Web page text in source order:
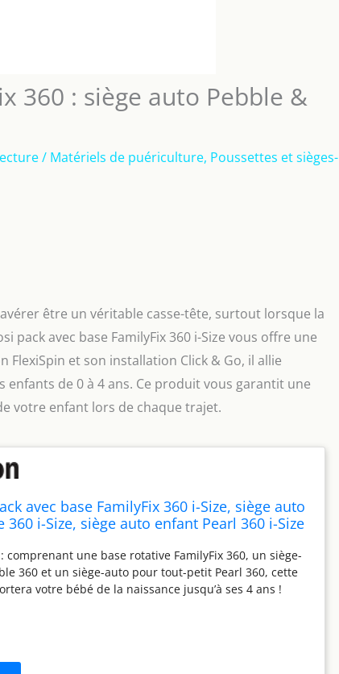
360 : siège auto Pebble &
/ Matériels de puériculture, Poussettes et sièges-
être un véritable casse-tête, surtout lorsque la
pack avec base FamilyFix 360 i-Size vous offre une
et son installation Click & Go, il allie
de 0 à 4 ans. Ce produit vous garantit une
votre enfant lors de chaque trajet.
avec base FamilyFix 360 i-Size, siège auto
360 i-Size, siège auto enfant Pearl 360 i-Size
: comprenant une base rotative FamilyFix 360, un siège-
360 et un siège-auto pour tout-petit Pearl 360, cette
votre bébé de la naissance jusqu’à ses 4 ans !
(R129/03) : elle permet en effet d’installer le siège
4 ans, assurant ainsi une protection renforcée de